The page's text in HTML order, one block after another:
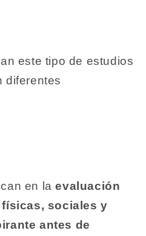
este tipo de estudios
diferentes
en la evaluación
sociales y
antes de